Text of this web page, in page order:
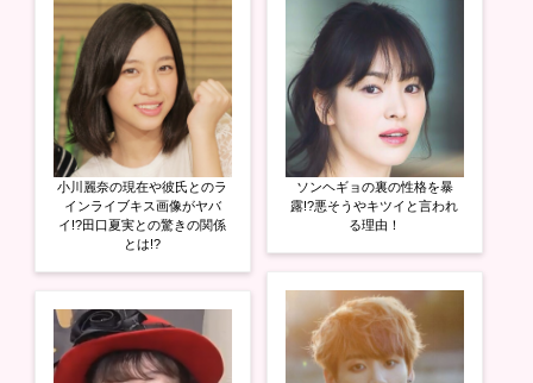
で
き
ま
す
)
小川麗奈の現在や彼氏とのラ
インライブキス画像がヤバ
イ!?田口夏実との驚きの関係
とは!?
ソンヘギョの裏の性格を暴
露!?悪そうやキツイと言われ
る理由！